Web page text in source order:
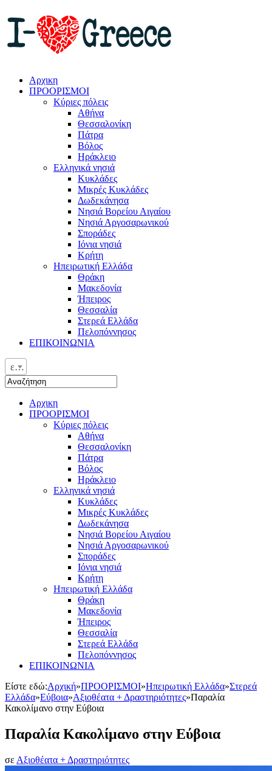
Αρχικη
ΠΡΟΟΡΙΣΜΟΙ
Κύριες πόλεις
Αθήνα
Θεσσαλονίκη
Πάτρα
Βόλος
Ηράκλειο
Ελληνικά νησιά
Κυκλάδες
Μικρές Κυκλάδες
Δωδεκάνησα
Νησιά Βορείου Αιγαίου
Νησιά Αργοσαρωνικού
Σποράδες
Ιόνια νησιά
Κρήτη
Ηπειρωτική Ελλάδα
Θράκη
Μακεδονία
Ήπειρος
Θεσσαλία
Στερεά Ελλάδα
Πελοπόννησος
ΕΠΙΚΟΙΝΩΝΙΑ
ελ
Αρχικη
ΠΡΟΟΡΙΣΜΟΙ
Κύριες πόλεις
Αθήνα
Θεσσαλονίκη
Πάτρα
Βόλος
Ηράκλειο
Ελληνικά νησιά
Κυκλάδες
Μικρές Κυκλάδες
Δωδεκάνησα
Νησιά Βορείου Αιγαίου
Νησιά Αργοσαρωνικού
Σποράδες
Ιόνια νησιά
Κρήτη
Ηπειρωτική Ελλάδα
Θράκη
Μακεδονία
Ήπειρος
Θεσσαλία
Στερεά Ελλάδα
Πελοπόννησος
ΕΠΙΚΟΙΝΩΝΙΑ
Είστε εδώ:Αρχική»ΠΡΟΟΡΙΣΜΟΙ»Ηπειρωτική Ελλάδα»Στερεά
Ελλάδα»Εύβοια»Αξιοθέατα + Δραστηριότητες»Παραλία
Κακολίμανο στην Εύβοια
Παραλία Κακολίμανο στην Εύβοια
σε Αξιοθέατα + Δραστηριότητες